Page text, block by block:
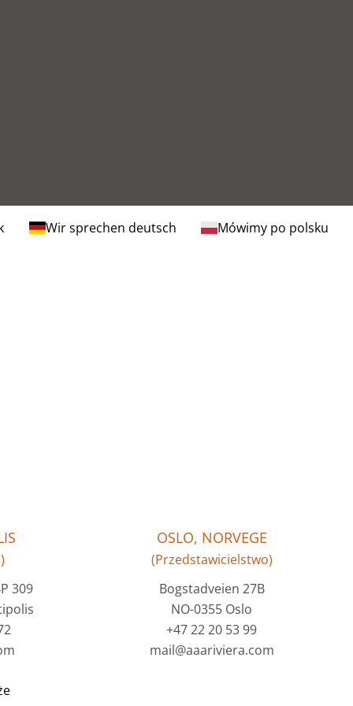
Wir sprechen deutsch Mówimy po polsku
309
OSLO, NORVEGE
(Przedstawicielstwo)
Bogstadveien 27B
NO-0355 Oslo
+47 22 20 53 99
mail@aaariviera.com